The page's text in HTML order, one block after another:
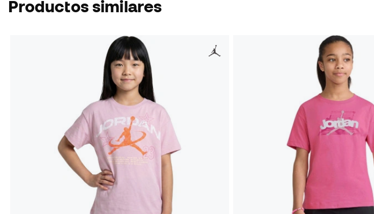
Productos similares